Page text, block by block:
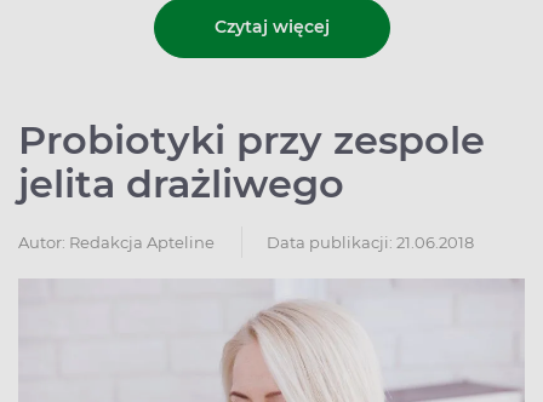
Czytaj więcej
Probiotyki przy zespole
jelita drażliwego
Autor: Redakcja Apteline Data publikacji: 21.06.2018